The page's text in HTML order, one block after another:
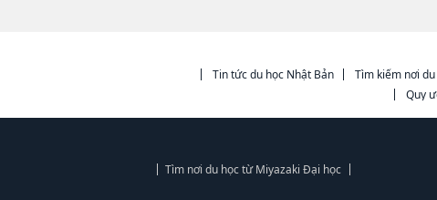
Tin tức du học Nhật Bản Tìm kiếm nơi
Quy
Tìm nơi du học từ Miyazaki Đại học